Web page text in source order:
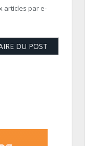
articles par e-